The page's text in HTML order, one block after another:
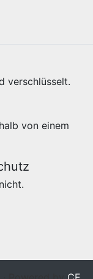
verschlüsselt.
von einem